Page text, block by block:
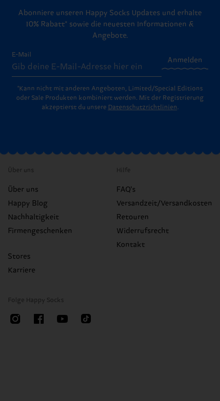
Abonniere unseren Happy Socks Updates und erhalte
10% Rabatt* sowie die neuesten Informationen &
Angebote.
E-Mail
Anmelden
*Kann nicht mit anderen Angeboten, Limited/Special Editions
oder Sale Produkten kombiniert werden. Mit der Registrierung
akzeptierst du unsere Datenschutzrichtlinien.
Über uns
Über uns
Happy Blog
Nachhaltigkeit
Firmengeschenken
Stores
Karriere
Hilfe
FAQ's
Versandzeit/Versandkosten
Retouren
Widerrufsrecht
Kontakt
Folge Happy Socks